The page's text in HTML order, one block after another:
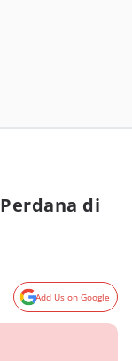
di
Add Us on Google